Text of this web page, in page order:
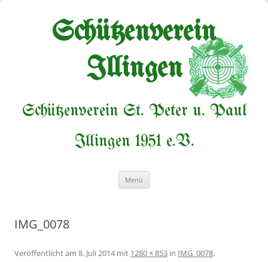
Schützenverein
Illingen
Schützenverein St. Peter u. Paul
Illingen 1951 e.V.
Menü
IMG_0078
Veröffentlicht am 8. Juli 2014mit 1280 × 853 in IMG_0078.